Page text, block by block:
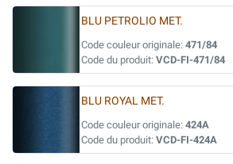
BLU PETROLIO MET.
Code couleur originale: 471/84
Code du produit: VCD-FI-471/84
BLU ROYAL MET.
Code couleur originale: 424A
Code du produit: VCD-FI-424A